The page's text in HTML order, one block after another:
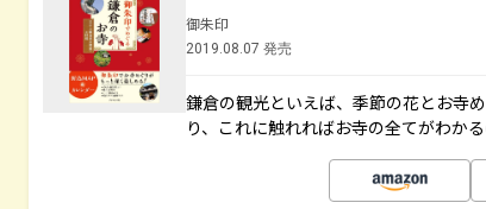
御朱印
2019.08.07 発売
鎌倉の観光といえば、季節の花とお寺
り、これに触れればお寺の全てがわかる